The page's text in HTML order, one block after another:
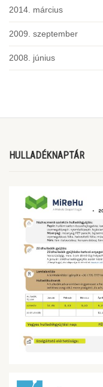
2014. március
2009. szeptember
2008. június
HULLADÉKNAPTÁR